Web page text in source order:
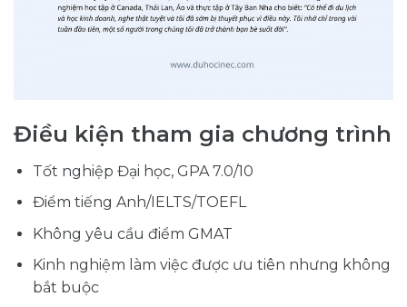
Điều kiện tham gia chương trình
Tốt nghiệp Đại học, GPA 7.0/10
Điểm tiếng Anh/IELTS/TOEFL
Không yêu cầu điểm GMAT
Kinh nghiệm làm việc được ưu tiên nhưng không
bắt buộc